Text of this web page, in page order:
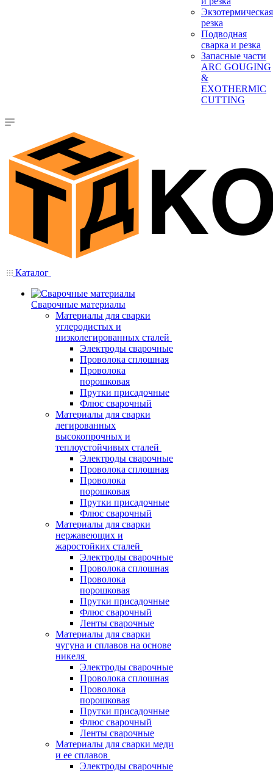
Экзотермическая
резка
Подводная
сварка и резка
Запасные части
ARC GOUGING
&
EXOTHERMIC
CUTTING
Каталог
Сварочные материалы
Материалы для сварки
углеродистых и
низколегированных сталей
Электроды сварочные
Проволока сплошная
Проволока
порошковая
Прутки присадочные
Флюс сварочный
Материалы для сварки
легированных
высокопрочных и
теплоустойчивых сталей
Электроды сварочные
Проволока сплошная
Проволока
порошковая
Прутки присадочные
Флюс сварочный
Материалы для сварки
нержавеющих и
жаростойких сталей
Электроды сварочные
Проволока сплошная
Проволока
порошковая
Прутки присадочные
Флюс сварочный
Ленты сварочные
Материалы для сварки
чугуна и сплавов на основе
никеля
Электроды сварочные
Проволока сплошная
Проволока
порошковая
Прутки присадочные
Флюс сварочный
Ленты сварочные
Материалы для сварки меди
и ее сплавов
Электроды сварочные